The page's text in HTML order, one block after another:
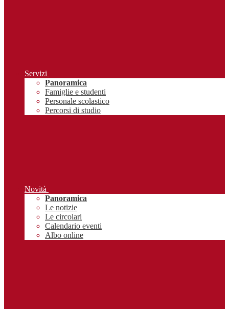
Servizi
Panoramica
Famiglie e studenti
Personale scolastico
Percorsi di studio
Novità
Panoramica
Le notizie
Le circolari
Calendario eventi
Albo online